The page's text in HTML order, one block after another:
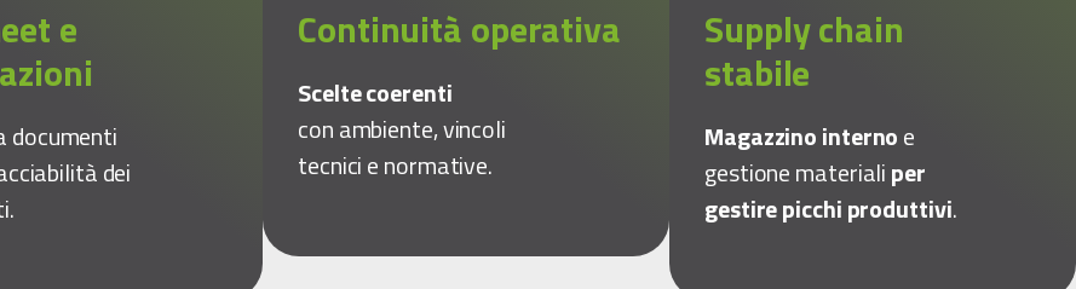
e
documenti
dei
Continuità operativa
Scelte coerenti
con ambiente, vincoli
tecnici e normative.
Supply chain
stabile
Magazzino internoe
gestione materialiper
gestire picchi produttivi.